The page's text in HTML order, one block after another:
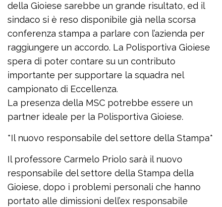
della Gioiese sarebbe un grande risultato, ed il
sindaco si è reso disponibile già nella scorsa
conferenza stampa a parlare con l’azienda per
raggiungere un accordo. La Polisportiva Gioiese
spera di poter contare su un contributo
importante per supportare la squadra nel
campionato di Eccellenza.
La presenza della MSC potrebbe essere un
partner ideale per la Polisportiva Gioiese.
*Il nuovo responsabile del settore della Stampa*
Il professore Carmelo Priolo sarà il nuovo
responsabile del settore della Stampa della
Gioiese, dopo i problemi personali che hanno
portato alle dimissioni dell’ex responsabile